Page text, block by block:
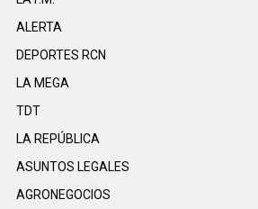
ALERTA
DEPORTES RCN
LA MEGA
TDT
LA REPÚBLICA
ASUNTOS LEGALES
AGRONEGOCIOS